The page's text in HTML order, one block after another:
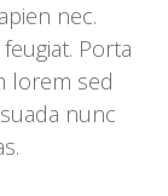
nec.
Porta
lorem sed
nunc